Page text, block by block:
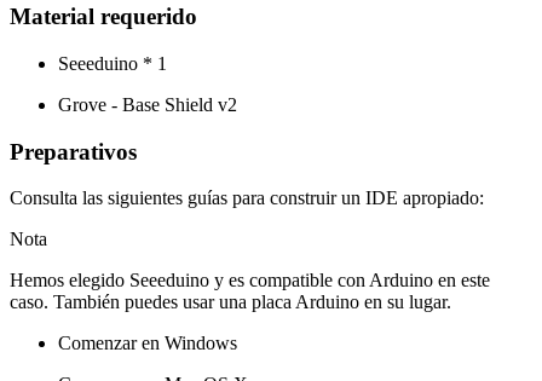
Material requerido
Seeeduino * 1
Grove - Base Shield v2
Preparativos
Consulta las siguientes guías para construir un IDE apropiado:
Nota
Hemos elegido Seeeduino y es compatible con Arduino en este
caso. También puedes usar una placa Arduino en su lugar.
Comenzar en Windows